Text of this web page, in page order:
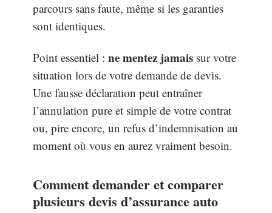
parcours sans faute, même si les garanties
sont identiques.
Point essentiel : ne mentez jamais sur votre
situation lors de votre demande de devis.
Une fausse déclaration peut entraîner
l’annulation pure et simple de votre contrat
ou, pire encore, un refus d’indemnisation au
moment où vous en aurez vraiment besoin.
Comment demander et comparer
plusieurs devis d’assurance auto